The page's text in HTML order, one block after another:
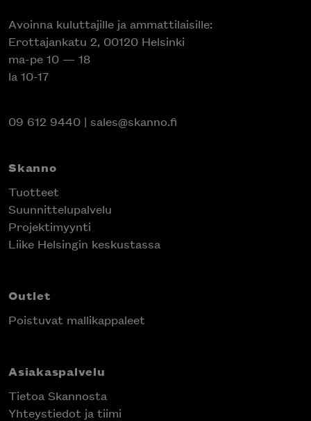
Avoinna kuluttajille ja ammattilaisille:
Erottajankatu 2, 00120 Helsinki
ma-pe 10 — 18
la 10-17
09 612 9440 | sales@skanno.fi
Skanno
Tuotteet
Suunnittelupalvelu
Projektimyynti
Liike Helsingin keskustassa
Outlet
Poistuvat mallikappaleet
Asiakaspalvelu
Tietoa Skannosta
Yhteystiedot ja tiimi